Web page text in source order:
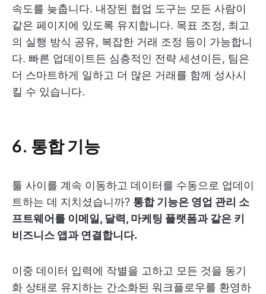
속도를 늦춥니다. 내장된 협업 도구는 모든 사람이
같은 페이지에 있도록 유지합니다. 목표 조정, 최고
의 실행 방식 공유, 복잡한 거래 조정 등이 가능합니
다. 빠른 업데이트든 심층적인 전략 세션이든, 팀은
더 스마트하게 일하고 더 많은 거래를 함께 성사시
킬 수 있습니다.
6. 통합 기능
툴 사이를 계속 이동하고 데이터를 수동으로 업데이
트하는 데 지치셨습니까? 통합 기능은 영업 관리 소
프트웨어를 이메일, 달력, 마케팅 플랫폼과 같은 키
비즈니스 앱과 연결합니다.
이중 데이터 입력에 작별을 고하고 모든 것을 동기
화 상태로 유지하는 간소화된 워크플로우를 환영하